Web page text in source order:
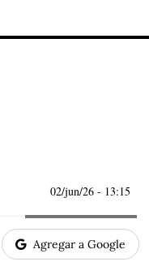
02/jun/26 - 13:15
Agregar a Google